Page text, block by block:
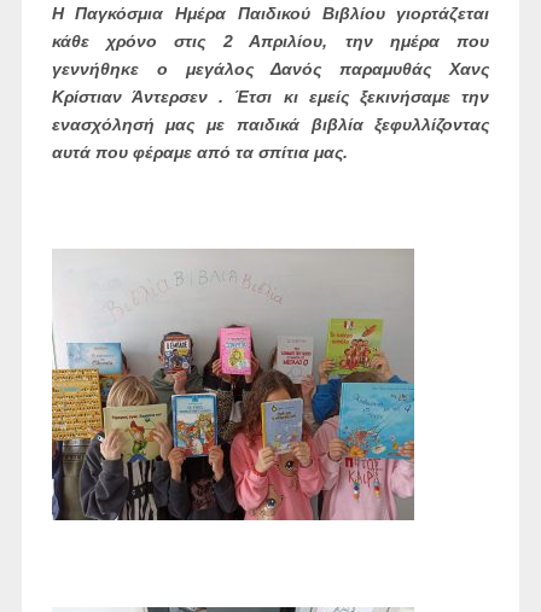
Η Παγκόσμια Ημέρα Παιδικού Βιβλίου γιορτάζεται
κάθε χρόνο στις 2 Απριλίου, την ημέρα που
γεννήθηκε ο μεγάλος Δανός παραμυθάς Χανς
Κρίστιαν Άντερσεν . Έτσι κι εμείς ξεκινήσαμε την
ενασχόλησή μας με παιδικά βιβλία ξεφυλλίζοντας
αυτά που φέραμε από τα σπίτια μας.